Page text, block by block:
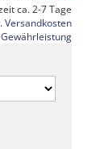
ca. 2-7 Tage
Versandkosten
Gewährleistung